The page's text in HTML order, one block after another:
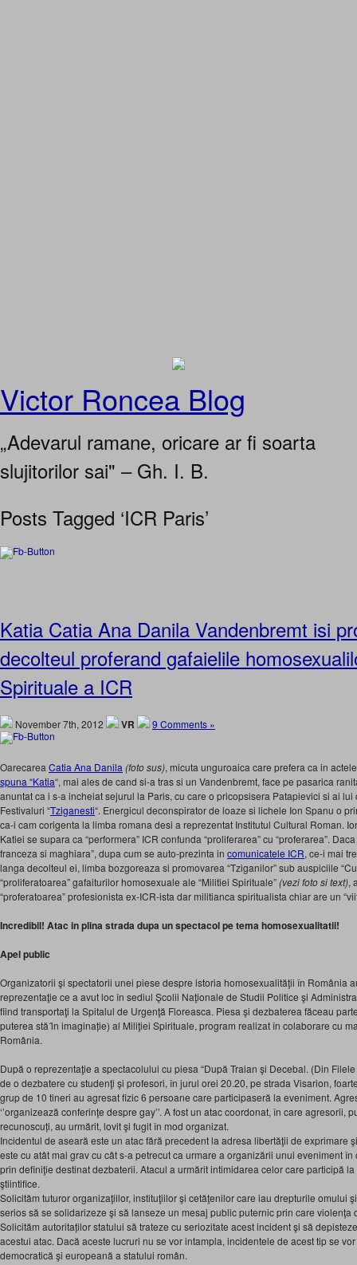
Victor Roncea Blog
„Adevarul ramane, oricare ar fi soarta
slujitorilor sai" – Gh. I. B.
Posts Tagged ‘ICR Paris’
Katia Catia Ana Danila Vandenbremt isi
decolteul proferand gafaielile
Spirituale a ICR
November 7th, 2012 VR 9 Comments »
Oarecarea Catia Ana Danila (foto sus), micuta unguroaica care prefera ca in
spuna “Katia“, mai ales de cand si-a tras si un Vandenbremt, face pe pasarica
anuntat ca i s-a incheiat sejurul la Paris, cu care o pricopsisera Patapievici si ai
Festivaluri “Tziganesti“. Energicul deconspirator de loaze si lichele Ion Spanu o
ca-i cam corigenta la limba romana desi a reprezentat Institutul Cultural Roman.
Katiei se supara ca “performera” ICR confunda “proliferarea” cu “proferarea”.
franceza si maghiara”, dupa cum se auto-prezinta in comunicatele ICR, ce-i mai
langa decolteul ei, limba bozgoreaza si promovarea “Tziganilor” sub auspiciile
“proliferatoarea” gafaiturilor homosexuale ale “Militiei Spirituale”(vezi foto si text),
“proferatoarea” profesionista ex-ICR-ista dar militianca spiritualista chiar are un
Incredibil! Atac in plina strada dupa un spectacol pe tema homosexualitatii!
Apel public
Organizatorii şi spectatorii unei piese despre istoria homosexualităţii în România
reprezentaţie ce a avut loc în sediul Şcolii Naţionale de Studii Politice şi
fiind transportaţi la Spitalul de Urgenţă Floreasca. Piesa şi dezbaterea făceau
puterea stă ȋn imaginație) al Miliţiei Spirituale, program realizat în colaborare cu
România.
După o reprezentaţie a spectacolului cu piesa “După Traian şi Decebal. (Din
de o dezbatere cu studenţi şi profesori, în jurul orei 20.20, pe strada Visarion,
grup de 10 tineri au agresat fizic 6 persoane care participaseră la eveniment.
‘’organizează conferinţe despre gay’’. A fost un atac coordonat, în care agresorii,
recunoscuți, au urmărit, lovit şi fugit în mod organizat.
Incidentul de aseară este un atac fără precedent la adresa libertăţii de exprimare
este cu atât mai grav cu cât s-a petrecut ca urmare a organizării unui eveniment
prin definiţie destinat dezbaterii. Atacul a urmărit intimidarea celor care participă
ştiintifice.
Solicităm tuturor organizaţiilor, instituţiilor şi cetăţenilor care iau drepturile omului
serios să se solidarizeze şi să lanseze un mesaj public puternic prin care violenţa
Solicităm autoritaților statului să trateze cu seriozitate acest incident şi să
acestui atac. Dacă aceste lucruri nu se vor intampla, incidentele de acest tip se
democratică şi europeană a statului român.